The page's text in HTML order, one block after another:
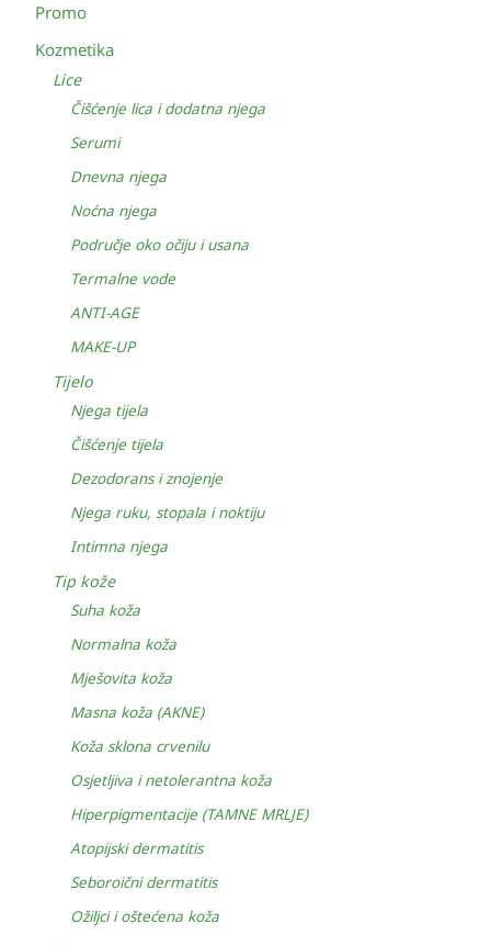
Promo
Kozmetika
Lice
Čišćenje lica i dodatna njega
Serumi
Dnevna njega
Noćna njega
Područje oko očiju i usana
Termalne vode
ANTI-AGE
MAKE-UP
Tijelo
Njega tijela
Čišćenje tijela
Dezodorans i znojenje
Njega ruku, stopala i noktiju
Intimna njega
Tip kože
Suha koža
Normalna koža
Mješovita koža
Masna koža (AKNE)
Koža sklona crvenilu
Osjetljiva i netolerantna koža
Hiperpigmentacije (TAMNE MRLJE)
Atopijski dermatitis
Seboroični dermatitis
Ožiljci i oštećena koža